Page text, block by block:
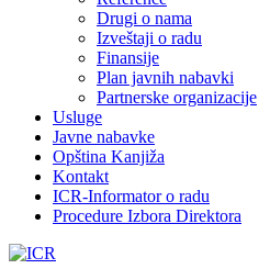
Drugi o nama
Izveštaji o radu
Finansije
Plan javnih nabavki
Partnerske organizacije
Usluge
Javne nabavke
Opština Kanjiža
Kontakt
ICR-Informator o radu
Procedure Izbora Direktora